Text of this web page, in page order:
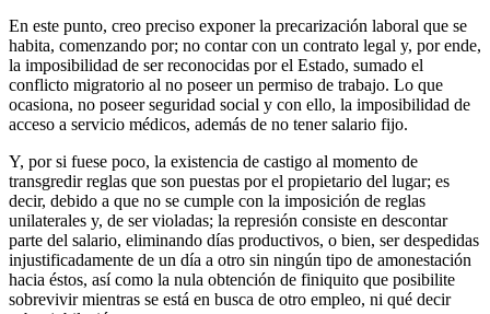
En este punto, creo preciso exponer la precarización laboral que se
habita, comenzando por; no contar con un contrato legal y, por ende,
la imposibilidad de ser reconocidas por el Estado, sumado el
conflicto migratorio al no poseer un permiso de trabajo. Lo que
ocasiona, no poseer seguridad social y con ello, la imposibilidad de
acceso a servicio médicos, además de no tener salario fijo.
Y, por si fuese poco, la existencia de castigo al momento de
transgredir reglas que son puestas por el propietario del lugar; es
decir, debido a que no se cumple con la imposición de reglas
unilaterales y, de ser violadas; la represión consiste en descontar
parte del salario, eliminando días productivos, o bien, ser despedidas
injustificadamente de un día a otro sin ningún tipo de amonestación
hacia éstos, así como la nula obtención de finiquito que posibilite
sobrevivir mientras se está en busca de otro empleo, ni qué decir